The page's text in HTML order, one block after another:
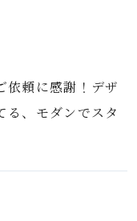
依頼に感謝！デザ
る、モダンでスタ